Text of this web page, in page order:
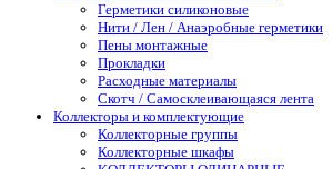
Герметики силиконовые
Нити / Лен / Анаэробные герметики
Пены монтажные
Прокладки
Расходные материалы
Скотч / Самосклеивающаяся лента
Коллекторы и комплектующие
Коллекторные группы
Коллекторные шкафы